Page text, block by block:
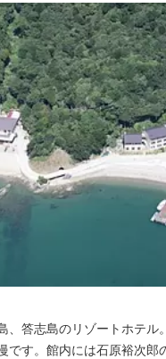
、答志島のリゾートホテル
です。館内には石原裕次郎